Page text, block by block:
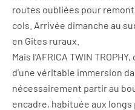
routes oubliées pour
cols. Arrivée dimanche au
en Gites ruraux.
Mais l’AFRICA TWIN
d’une véritable immersion
nécessairement partir au
encadre, habituée aux